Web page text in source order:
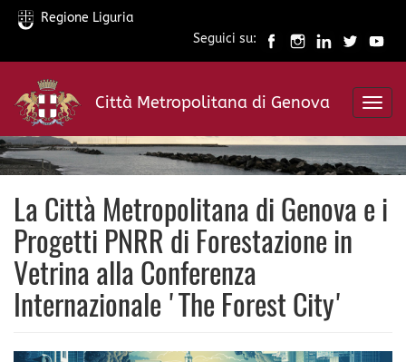
Salta
contenuto
principale
Regione Liguria
Seguici su:
Città Metropolitana di Genova
La Città Metropolitana di Genova e i
Progetti PNRR di Forestazione in
Vetrina alla Conferenza
Internazionale 'The Forest City'